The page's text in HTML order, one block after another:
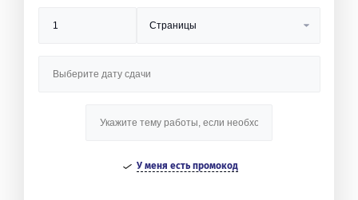
У меня есть промокод